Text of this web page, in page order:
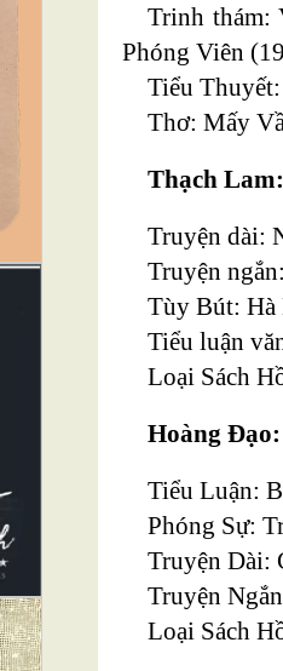
Trinh thám:
Phóng Viên
Tiểu
Thơ: Mấy
Thạch
Truyện dài:
Truyện
Tùy Bút: Hà
Tiểu luận
Loại Sách
Hoàng Đạo:
Tiểu Luận:
Phóng Sự:
Truyện Dài:
Truyện
Loại Sách